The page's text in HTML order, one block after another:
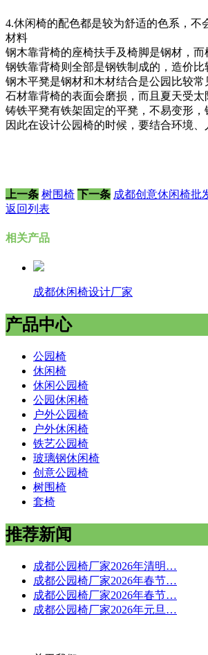
4.休闲椅的配色都是较为舒适的色系，不
材料
钢木靠背椅的座椅扶手及椅脚是钢材，
钢铁靠背椅则全部是钢铁制成的，造价
钢木平凳是钢材和木材结合是公园比较
石材靠背椅的表面会磨损，而且夏天受
铸铁平凳有铁架固定的平凳，不易变形
因此在设计公园椅的时候，要结合环境
上一条 树围椅 下一条 成都创意休闲椅批
返回列表
相关产品
成都休闲椅设计厂家
产品中心
公园椅
休闲椅
休闲公园椅
公园休闲椅
户外公园椅
户外休闲椅
铁艺公园椅
玻璃钢休闲椅
创意公园椅
树围椅
套椅
推荐新闻
成都公园椅厂家2026年清明…
成都公园椅厂家2026年春节…
成都公园椅厂家2026年春节…
成都公园椅厂家2026年元旦…